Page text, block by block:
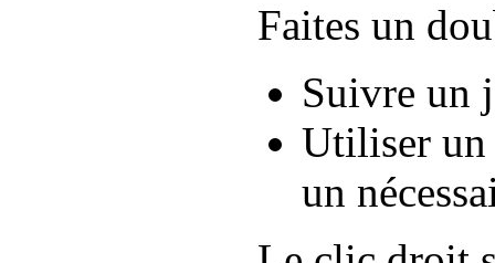
Faites un
Suivre un
Utiliser un
un